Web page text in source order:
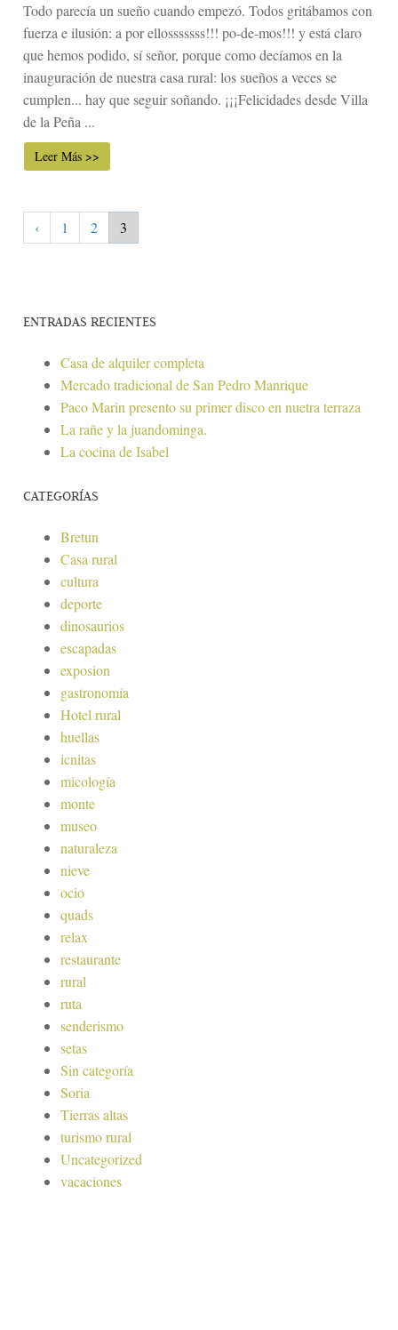
Todo parecía un sueño cuando empezó. Todos gritábamos con
fuerza e ilusión: a por ellosssssss!!! po-de-mos!!! y está claro
que hemos podido, sí señor, porque como decíamos en la
inauguración de nuestra casa rural: los sueños a veces se
cumplen... hay que seguir soñando. ¡¡¡Felicidades desde Villa
de la Peña ...
Leer Más >>
‹ 1 2 3
ENTRADAS RECIENTES
Casa de alquiler completa
Mercado tradicional de San Pedro Manrique
Paco Marin presento su primer disco en nuetra terraza
La rañe y la juandominga.
La cocina de Isabel
CATEGORÍAS
Bretun
Casa rural
cultura
deporte
dinosaurios
escapadas
exposion
gastronomía
Hotel rural
huellas
icnitas
micología
monte
museo
naturaleza
nieve
ocio
quads
relax
restaurante
rural
ruta
senderismo
setas
Sin categoría
Soria
Tierras altas
turismo rural
Uncategorized
vacaciones